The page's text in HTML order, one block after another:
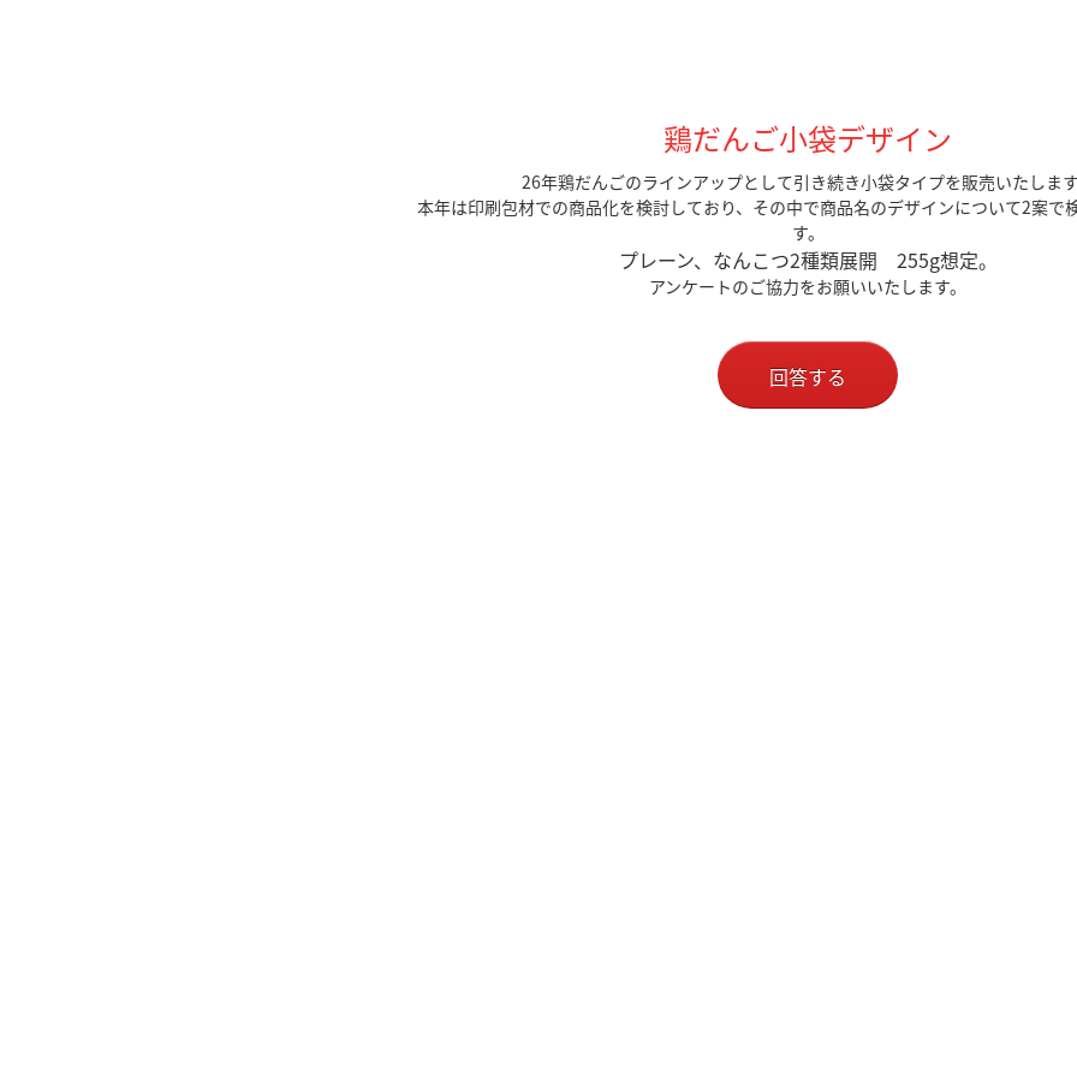
鶏だんご小袋デザイン
26年鶏だんごのラインアップとして引き続き小袋タイプを販売いたします
本年は印刷包材での商品化を検討しており、その中で商品名のデザインについて2案で
す。
プレーン、なんこつ2種類展開 255g想定。
アンケートのご協力をお願いいたします。
回答する